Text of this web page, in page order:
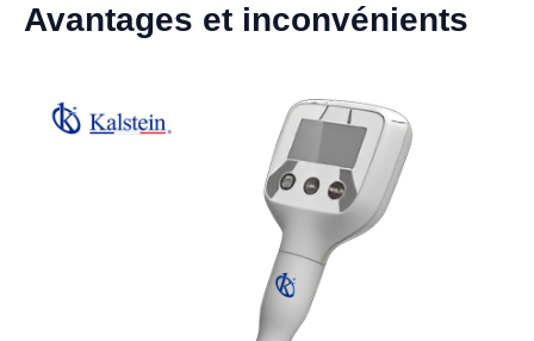
Avantages et inconvénients